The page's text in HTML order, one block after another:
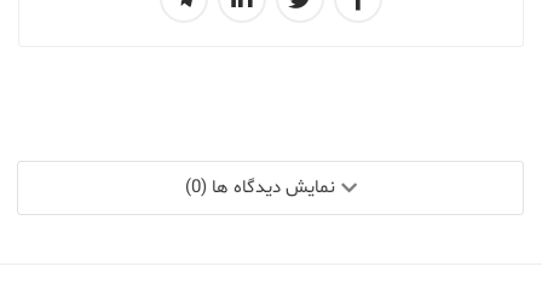
نمایش دیدگاه ها (0)